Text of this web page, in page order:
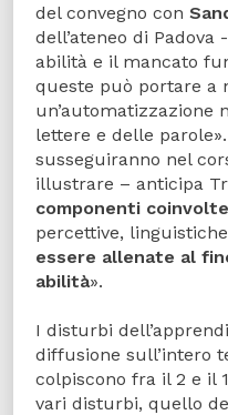
del convegno con
dell’ateneo di
abilità e il mancato
queste può portare a
un’automatizzazione
lettere e delle
susseguiranno nel
illustrare – anticipa
componenti
percettive,
essere allenate al
abilità».
I disturbi
diffusione sull’intero
colpiscono fra il 2 e il
vari disturbi, quello